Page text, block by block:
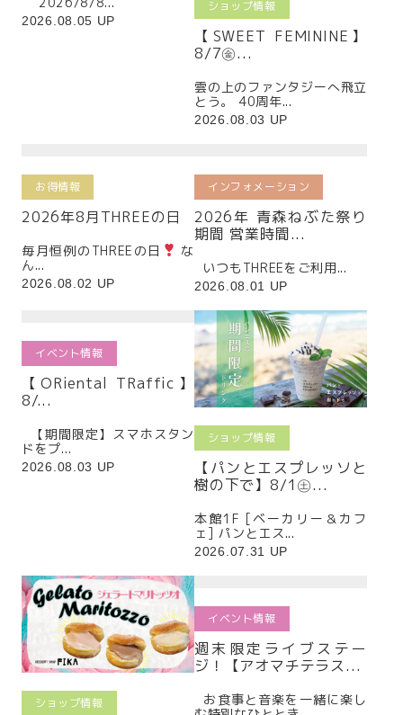
2026.08.05 UP
ショップ情報
【SWEET FEMININE】
8/7㊎...
雲の上のファンタジーへ飛立
とう。 40周年...
2026.08.03 UP
お得情報
2026年8月THREEの日
毎月恒例のTHREEの日
な
ん...
2026.08.02 UP
インフォメーション
2026年 青森ねぶた祭り
期間 営業時間...
いつもTHREEをご利用...
2026.08.01 UP
イベント情報
【ORiental TRaffic】
8/...
【期間限定】スマホスタン
ドをプ...
2026.08.03 UP
ショップ情報
【パンとエスプレッソと
樹の下で】8/1㊏...
本館1F [ベーカリー＆カフ
ェ] パンとエス...
2026.07.31 UP
ショップ情報
イベント情報
週末限定ライブステー
ジ！【アオマチテラス...
お食事と音楽を一緒に楽し